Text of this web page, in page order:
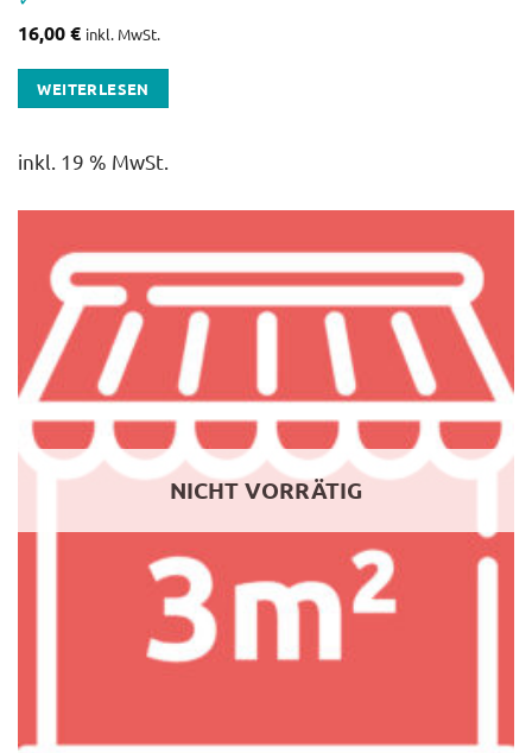
16,00€ inkl. MwSt.
WEITERLESEN
inkl. 19 % MwSt.
NICHT VORRÄTIG